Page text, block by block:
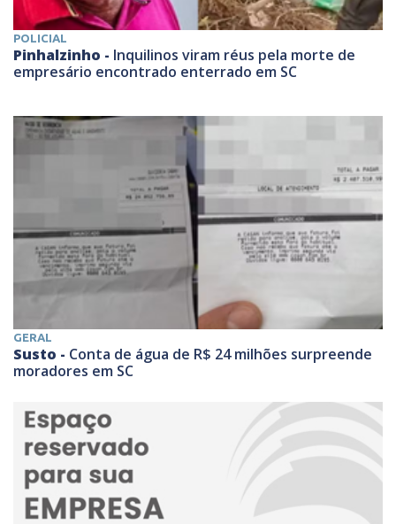
POLICIAL
Pinhalzinho - Inquilinos viram réus pela morte de
empresário encontrado enterrado em SC
GERAL
Susto - Conta de água de R$ 24 milhões surpreende
moradores em SC